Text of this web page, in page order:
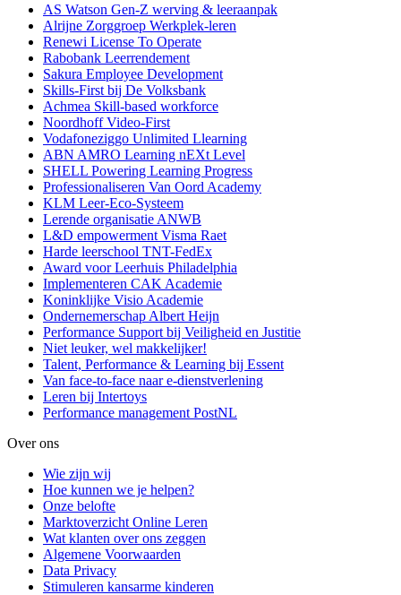
AS Watson Gen-Z werving & leeraanpak
Alrijne Zorggroep Werkplek-leren
Renewi License To Operate
Rabobank Leerrendement
Sakura Employee Development
Skills-First bij De Volksbank
Achmea Skill-based workforce
Noordhoff Video-First
Vodafoneziggo Unlimited Llearning
ABN AMRO Learning nEXt Level
SHELL Powering Learning Progress
Professionaliseren Van Oord Academy
KLM Leer-Eco-Systeem
Lerende organisatie ANWB
L&D empowerment Visma Raet
Harde leerschool TNT-FedEx
Award voor Leerhuis Philadelphia
Implementeren CAK Academie
Koninklijke Visio Academie
Ondernemerschap Albert Heijn
Performance Support bij Veiligheid en Justitie
Niet leuker, wel makkelijker!
Talent, Performance & Learning bij Essent
Van face-to-face naar e-dienstverlening
Leren bij Intertoys
Performance management PostNL
Over ons
Wie zijn wij
Hoe kunnen we je helpen?
Onze belofte
Marktoverzicht Online Leren
Wat klanten over ons zeggen
Algemene Voorwaarden
Data Privacy
Stimuleren kansarme kinderen